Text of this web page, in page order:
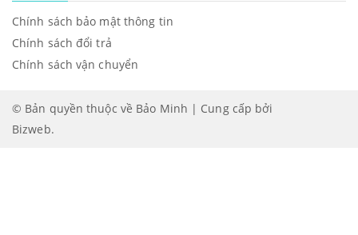
Chính sách bảo mật thông tin
Chính sách đổi trả
Chính sách vận chuyển
© Bản quyền thuộc về Bảo Minh | Cung cấp bởi
Bizweb.